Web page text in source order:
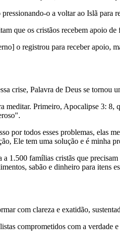
o a voltar ao Islã para
que os cristãos recebem apoio
o registrou para receber apoio,
crise, Palavra de Deus se tornou
meditar. Primeiro, Apocalipse 3:
por todos esses problemas,
Ele tem uma solução e é minha
1.500 famílias cristãs que
sabão e dinheiro para itens
com clareza e exatidão,
comprometidos com a verdade